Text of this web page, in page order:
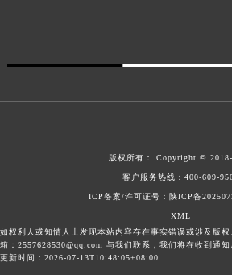
版权所有： Copyright ©
客户服务热线： 400-609-
ICP备案/许可证号：陕ICP备
XML
如权利人或知情人士发现本站内容存在事实错误或涉及版
箱：2557628530@qq.com 与我们联系，我们将在收到通
更新时间：2026-07-13T10:48:05+08:00